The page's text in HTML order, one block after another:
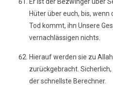
Hüter über euch, bis,
Tod kommt, ihn Unsere
vernachlässigen nichts.
Hierauf werden sie zu
zurückgebracht.
der schnellste Berechner.